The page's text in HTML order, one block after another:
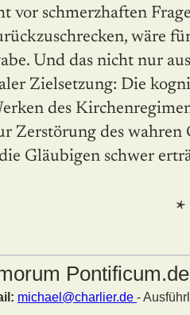
vor schmerzhaften
wäre
Und das nicht nur
Zielsetzung: Die
des
Zerstörung des
Gläubigen schwer
*
Pontificum.de
michael@charlier.de -